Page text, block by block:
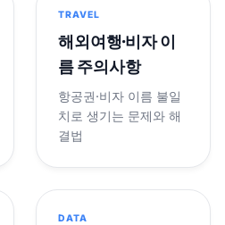
TRAVEL
해외여행·비자 이
름 주의사항
항공권·비자 이름 불일
치로 생기는 문제와 해
결법
DATA